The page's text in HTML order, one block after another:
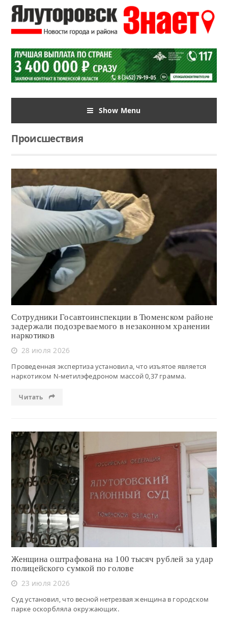
Show Menu
Происшествия
Читать
Сотрудники Госавтоинспекции в Тюменском районе
задержали подозреваемого в незаконном хранении
наркотиков
28 июля 2026
Проведенная экспертиза установила, что изъятое является
наркотиком N-метилэфедроном массой 0,37 грамма.
Читать
Читать
Женщина оштрафована на 100 тысяч рублей за удар
полицейского сумкой по голове
23 июля 2026
Суд установил, что весной нетрезвая женщина в городском
парке оскорбляла окружающих.